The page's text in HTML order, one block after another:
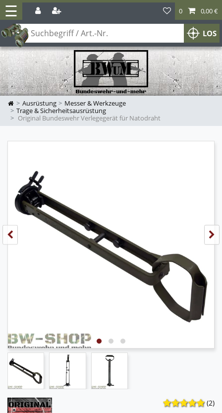
☰
LOS
0 0,00 €
Ausrüstung
Messer & Werkzeuge
Trage & Sicherheitsausrüstung
Original Bundeswehr Verlegegerät für Natodraht
(2)